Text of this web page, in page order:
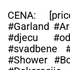
PROSLAVU
CENA:
#Garland
#djecu
#svadbene
#Shower